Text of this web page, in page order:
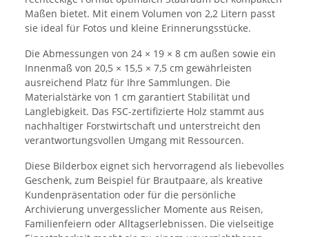
Maßen bietet. Mit einem Volumen von 2,2 Litern passt
sie ideal für Fotos und kleine Erinnerungsstücke.
Die Abmessungen von 24 × 19 × 8 cm außen sowie ein
Innenmaß von 20,5 × 15,5 × 7,5 cm gewährleisten
ausreichend Platz für Ihre Sammlungen. Die
Materialstärke von 1 cm garantiert Stabilität und
Langlebigkeit. Das FSC-zertifizierte Holz stammt aus
nachhaltiger Forstwirtschaft und unterstreicht den
verantwortungsvollen Umgang mit Ressourcen.
Diese Bilderbox eignet sich hervorragend als liebevolles
Geschenk, zum Beispiel für Brautpaare, als kreative
Kundenpräsentation oder für die persönliche
Archivierung unvergesslicher Momente aus Reisen,
Familienfeiern oder Alltagserlebnissen. Die vielseitige